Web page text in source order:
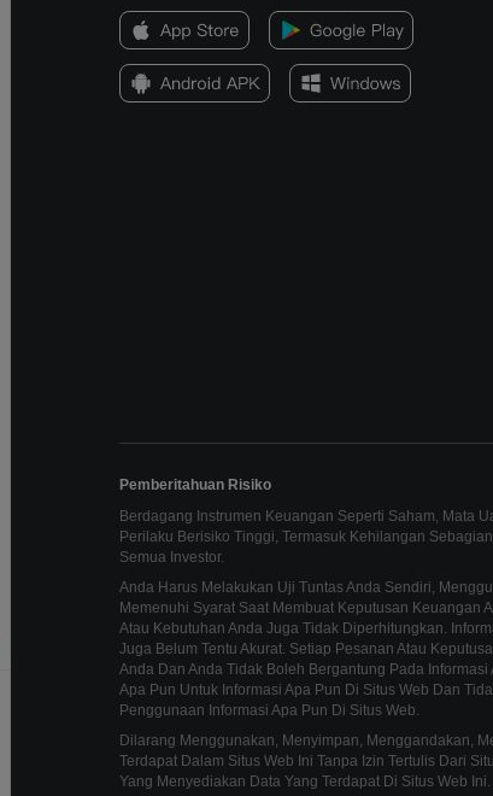
Pemberitahuan Risiko
Berdagang Instrumen Keuangan Seperti Saham, Mata
Perilaku Berisiko Tinggi, Termasuk Kehilangan
Semua Investor.
Anda Harus Melakukan Uji Tuntas Anda Sendiri,
Memenuhi Syarat Saat Membuat Keputusan Keuangan
Atau Kebutuhan Anda Juga Tidak Diperhitungkan.
Juga Belum Tentu Akurat. Setiap Pesanan Atau
Anda Dan Anda Tidak Boleh Bergantung Pada
Apa Pun Untuk Informasi Apa Pun Di Situs Web Dan
Penggunaan Informasi Apa Pun Di Situs Web.
Dilarang Menggunakan, Menyimpan, Menggandakan,
Terdapat Dalam Situs Web Ini Tanpa Izin Tertulis Dari
Yang Menyediakan Data Yang Terdapat Di Situs Web Ini.